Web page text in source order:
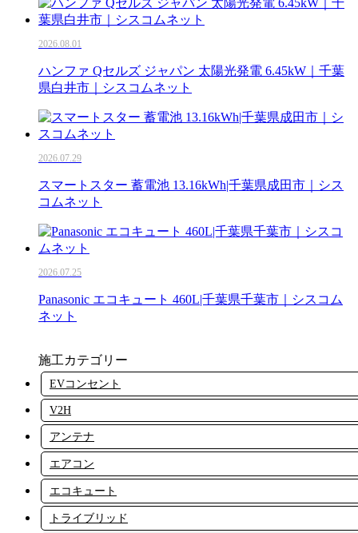
2026.08.01
ハンファ Qセルズ ジャパン 太陽光発電 6.45kW｜千葉
県白井市｜シスコムネット
2026.07.29
スマートスター 蓄電池 13.16kWh|千葉県成田市｜シス
コムネット
2026.07.25
Panasonic エコキュート 460L|千葉県千葉市｜シスコム
ネット
施工カテゴリー
EVコンセント
V2H
アンテナ
エアコン
エコキュート
トライブリッド